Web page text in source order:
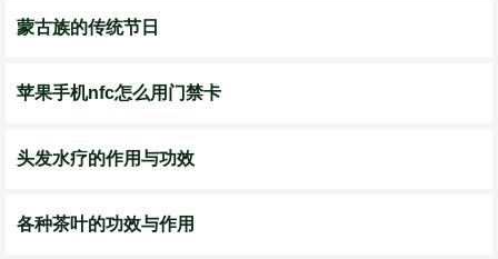
蒙古族的传统节日
苹果手机nfc怎么用门禁卡
头发水疗的作用与功效
各种茶叶的功效与作用